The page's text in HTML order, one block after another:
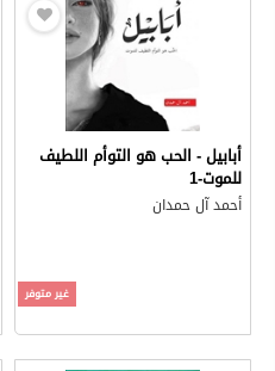
أبابيل - الحب هو التوأم اللطيف
للموت-1
أحمد آل حمدان
غير متوفر